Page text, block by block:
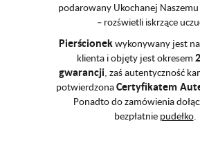
podarowany Ukochanej
– rozświetli iskrzące
Pierścionekwykonywany jest
klienta i objęty jest okresem
gwarancji, zaś autentyczność
potwierdzonaCertyfikatem
Ponadto do zamówienia
bezpłatnie pudełko.